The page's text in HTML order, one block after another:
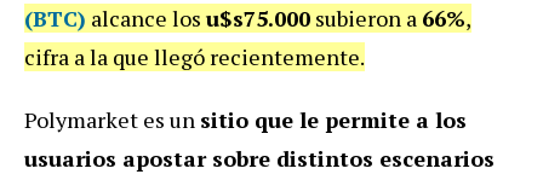
(BTC) alcance los u$s75.000 subieron a 66%,
cifra a la que llegó recientemente.
Polymarket es un sitio que le permite a los
usuarios apostar sobre distintos escenarios